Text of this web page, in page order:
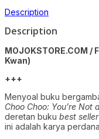
Description
Description
MOJOKSTORE.COM
Kwan)
+++
Menyoal buku
Choo Choo: You’re Not
deretan buku best seller
ini adalah karya